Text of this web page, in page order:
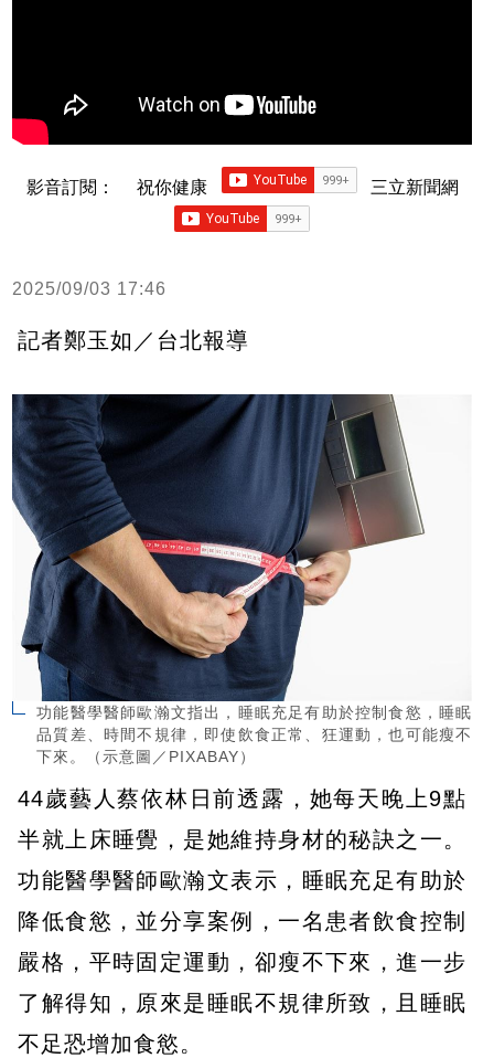
影音訂閱： 祝你健康 三立新聞網
2025/09/03 17:46
記者鄭玉如／台北報導
功能醫學醫師歐瀚文指出，睡眠充足有助於控制食慾，睡眠
品質差、時間不規律，即使飲食正常、狂運動，也可能瘦不
下來。（示意圖／PIXABAY）
44歲藝人蔡依林日前透露，她每天晚上9點
半就上床睡覺，是她維持身材的秘訣之一。
功能醫學醫師歐瀚文表示，睡眠充足有助於
降低食慾，並分享案例，一名患者飲食控制
嚴格，平時固定運動，卻瘦不下來，進一步
了解得知，原來是睡眠不規律所致，且睡眠
不足恐增加食慾。